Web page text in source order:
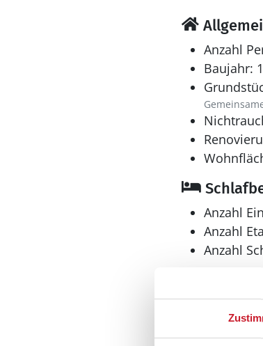
Anzahl
Baujahr:
Anzahl
Anzahl
Anzahl